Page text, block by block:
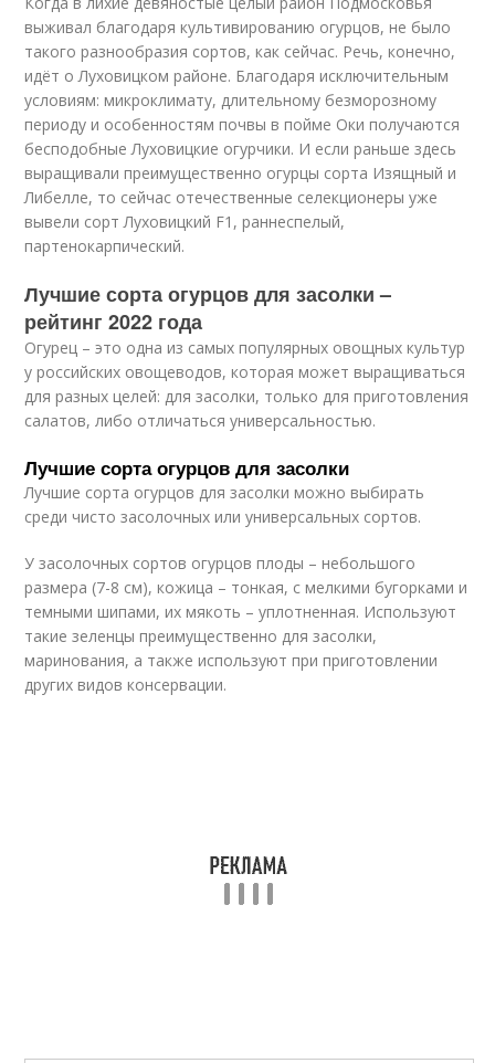
выживал благодаря культивированию огурцов, не было
такого разнообразия сортов, как сейчас. Речь, конечно,
идёт о Луховицком районе. Благодаря исключительным
условиям: микроклимату, длительному безморозному
периоду и особенностям почвы в пойме Оки получаются
бесподобные Луховицкие огурчики. И если раньше здесь
выращивали преимущественно огурцы сорта Изящный и
Либелле, то сейчас отечественные селекционеры уже
вывели сорт Луховицкий F1, раннеспелый,
партенокарпический.
Лучшие сорта огурцов для засолки –
рейтинг 2022 года
Огурец – это одна из самых популярных овощных культур
у российских овощеводов, которая может выращиваться
для разных целей: для засолки, только для приготовления
салатов, либо отличаться универсальностью.
Лучшие сорта огурцов для засолки
Лучшие сорта огурцов для засолки можно выбирать
среди чисто засолочных или универсальных сортов.
У засолочных сортов огурцов плоды – небольшого
размера (7-8 см), кожица – тонкая, с мелкими бугорками и
темными шипами, их мякоть – уплотненная. Используют
такие зеленцы преимущественно для засолки,
маринования, а также используют при приготовлении
других видов консервации.